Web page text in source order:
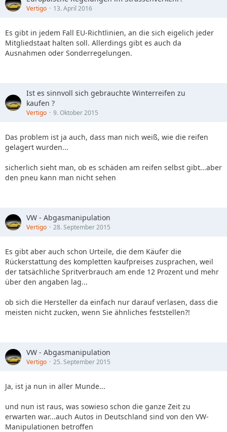
Vertigo 13. April 2016
Es gibt in jedem Fall EU-Richtlinien, an die sich eigelich jeder
Mitgliedstaat halten soll. Allerdings gibt es auch da
Ausnahmen oder Sonderregelungen.
Ist es sinnvoll sich gebrauchte Winterreifen zu
kaufen ?
Vertigo 9. Oktober 2015
Das problem ist ja auch, dass man nich weiß, wie die reifen
gelagert wurden...
sicherlich sieht man, ob es schäden am reifen selbst gibt...aber
den pneu kann man nicht sehen
VW - Abgasmanipulation
Vertigo 28. September 2015
Es gibt aber auch schon Urteile, die dem Käufer die
Rückerstattung des kompletten kaufpreises zusprachen, weil
der tatsächliche Spritverbrauch am ende 12 Prozent und mehr
über den angaben lag...
ob sich die Hersteller da einfach nur darauf verlasen, dass die
meisten nicht zucken, wenn Sie ähnliches feststellen?!
VW - Abgasmanipulation
Vertigo 25. September 2015
Ja, ist ja nun in aller Munde...
und nun ist raus, was sowieso schon die ganze Zeit zu
erwarten war...auch Autos in Deutschland sind von den VW-
Manipulationen betroffen